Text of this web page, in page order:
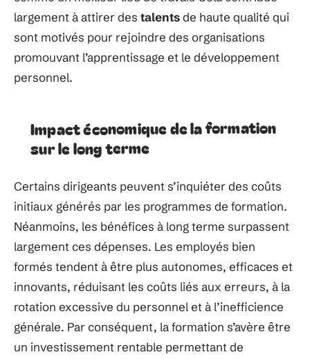
largement à attirer des talentsde haute qualité qui
sont motivés pour rejoindre des organisations
promouvant l’apprentissage et le développement
personnel.
Impact économique de la formation
sur le long terme
Certains dirigeants peuvent s’inquiéter des coûts
initiaux générés par les programmes de formation.
Néanmoins, les bénéfices à long terme surpassent
largement ces dépenses. Les employés bien
formés tendent à être plus autonomes, efficaces et
innovants, réduisant les coûts liés aux erreurs, à la
rotation excessive du personnel et à l’inefficience
générale. Par conséquent, la formation s’avère être
un investissement rentable permettant de